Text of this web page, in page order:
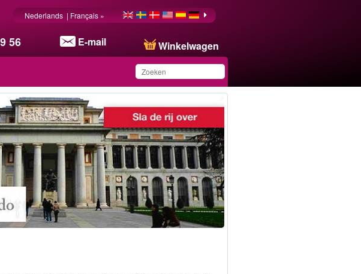
56 E-mail Winkelwagen
Nederlands | Français »
Dit product is
toegevoegd aan uw
wensenlijst.